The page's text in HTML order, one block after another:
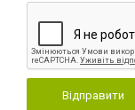
Відправити